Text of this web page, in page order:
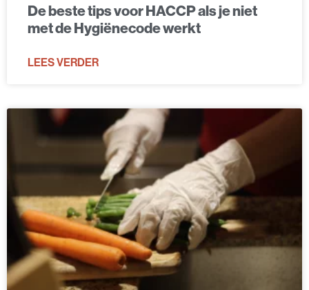
De beste tips voor HACCP als je niet
met de Hygiënecode werkt
LEES VERDER